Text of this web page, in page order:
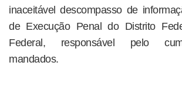
inaceitável descompasso de
de Execução Penal do Distrito
Federal, responsável pelo
mandados.